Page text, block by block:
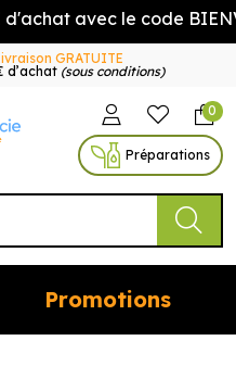
avec le code
GRATUITE
d’achat (sous conditions)
Autour de la Pharmacie
0
Préparations
Promotions